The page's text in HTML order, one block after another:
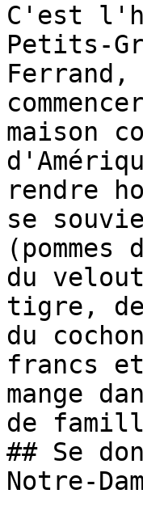
C'est
Petits-
maison
rendre
se
du
tigre,
du
francs
mange
de
## Se
Notre-